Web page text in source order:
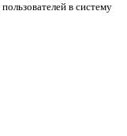
пользователей в систему